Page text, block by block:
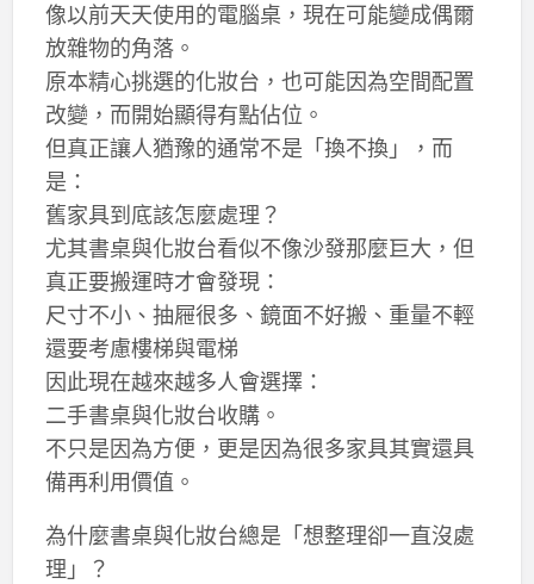
像以前天天使用的電腦桌，現在可能變成偶爾
放雜物的角落。
原本精心挑選的化妝台，也可能因為空間配置
改變，而開始顯得有點佔位。
但真正讓人猶豫的通常不是「換不換」，而
是：
舊家具到底該怎麼處理？
尤其書桌與化妝台看似不像沙發那麼巨大，但
真正要搬運時才會發現：
尺寸不小、抽屜很多、鏡面不好搬、重量不輕
還要考慮樓梯與電梯
因此現在越來越多人會選擇：
二手書桌與化妝台收購。
不只是因為方便，更是因為很多家具其實還具
備再利用價值。
為什麼書桌與化妝台總是「想整理卻一直沒處
理」？